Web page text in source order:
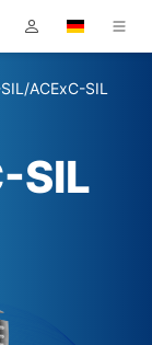
ACExC-SIL
SIL